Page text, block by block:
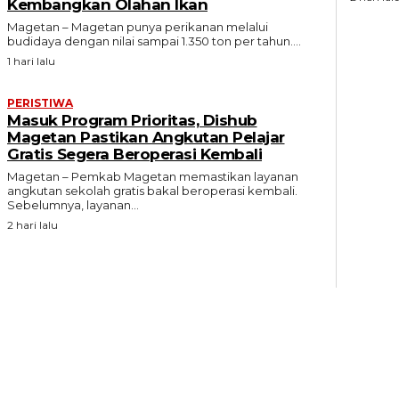
Kembangkan Olahan Ikan
Magetan – Magetan punya perikanan melalui
budidaya dengan nilai sampai 1.350 ton per tahun....
1 hari lalu
PERISTIWA
Masuk Program Prioritas, Dishub
Magetan Pastikan Angkutan Pelajar
Gratis Segera Beroperasi Kembali
Magetan – Pemkab Magetan memastikan layanan
angkutan sekolah gratis bakal beroperasi kembali.
Sebelumnya, layanan...
2 hari lalu